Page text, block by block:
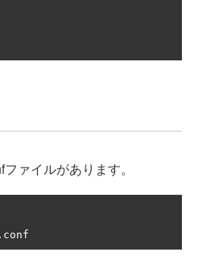
ァイルがあります。